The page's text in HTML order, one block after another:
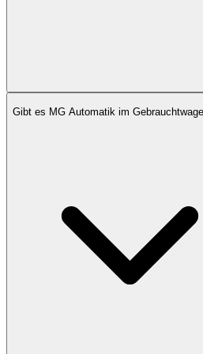
Gibt es MG Automatik im